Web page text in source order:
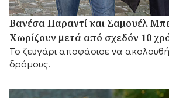
Βανέσα Παραντί και Σαμουέλ
Χωρίζουν μετά από σχεδόν 10
Το ζευγάρι αποφάσισε να
δρόμους.